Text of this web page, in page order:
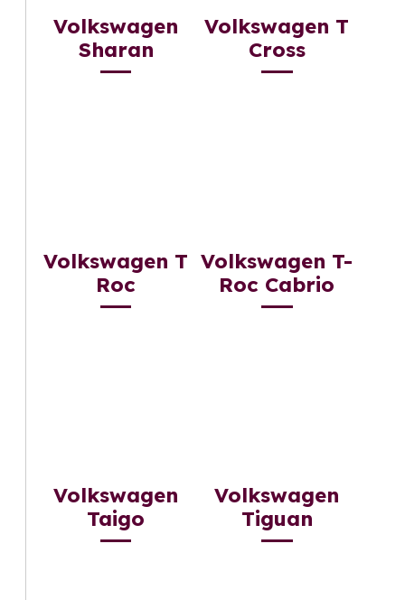
Volkswagen
Sharan
Volkswagen T
Cross
Volkswagen T
Roc
Volkswagen T-
Roc Cabrio
Volkswagen
Taigo
Volkswagen
Tiguan